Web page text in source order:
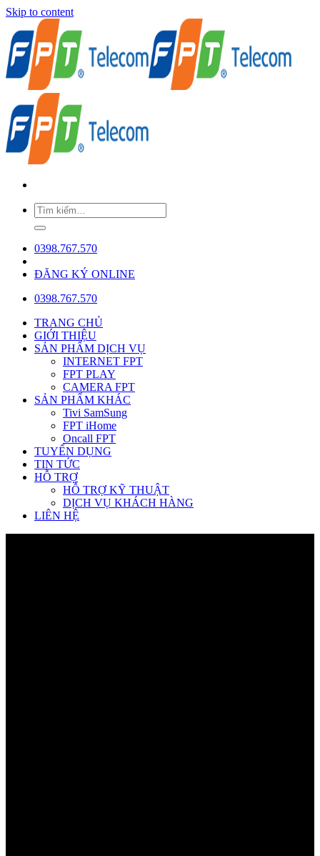
Skip to content
0398.767.570
ĐĂNG KÝ ONLINE
0398.767.570
TRANG CHỦ
GIỚI THIỆU
SẢN PHẨM DỊCH VỤ
INTERNET FPT
FPT PLAY
CAMERA FPT
SẢN PHẨM KHÁC
Tivi SamSung
FPT iHome
Oncall FPT
TUYỂN DỤNG
TIN TỨC
HỖ TRỢ
HỖ TRỢ KỸ THUẬT
DỊCH VỤ KHÁCH HÀNG
LIÊN HỆ